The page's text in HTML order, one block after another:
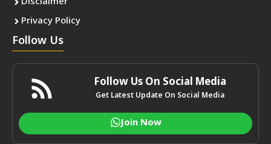
Privacy Policy
Follow Us
Follow Us On Social Media
Get Latest Update On Social Media
Join Now